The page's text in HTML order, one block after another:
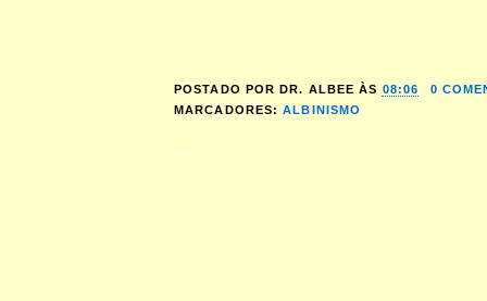
POSTADO POR DR. ALBEE ÀS 08:06
0
MARCADORES:ALBINISMO